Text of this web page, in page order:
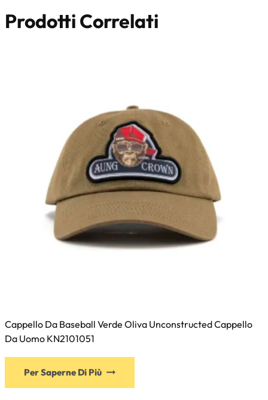
Prodotti Correlati
Cappello Da Baseball Verde Oliva Unconstructed Cappello
Da Uomo KN2101051
Per Saperne Di Più